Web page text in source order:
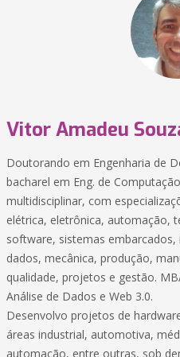
Vitor Amadeu
Doutorando em Engenharia de
bacharel em Eng. de
multidisciplinar, com
elétrica, eletrônica, automação,
software, sistemas embarcados,
dados, mecânica, produção,
qualidade, projetos e gestão.
Análise de Dados e Web 3.0.
Desenvolvo projetos de
áreas industrial, automotiva,
automação, entre outras, sob